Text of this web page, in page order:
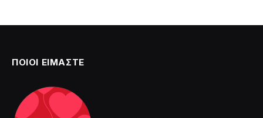
ΠΟΙΟΙ ΕΙΜΑΣΤΕ